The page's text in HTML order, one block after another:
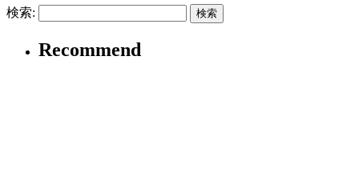
検索:
Recommend